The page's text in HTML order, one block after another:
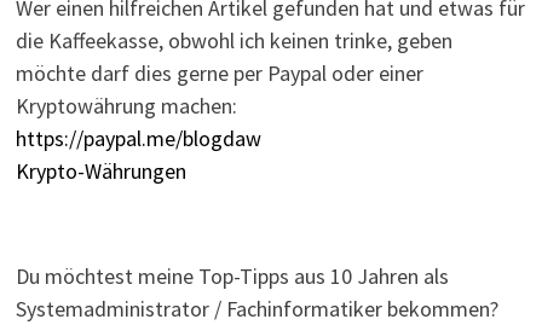
Wer einen hilfreichen Artikel gefunden hat und etwas für
die Kaffeekasse, obwohl ich keinen trinke, geben
möchte darf dies gerne per Paypal oder einer
Kryptowährung machen:
https://paypal.me/blogdaw
Krypto-Währungen
Du möchtest meine Top-Tipps aus 10 Jahren als
Systemadministrator / Fachinformatiker bekommen?